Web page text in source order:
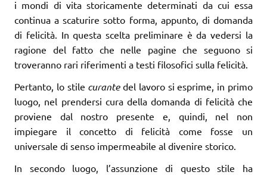
i mondi di vita storicamente determinati da cui essa
continua a scaturire sotto forma, appunto, di domanda
di felicità. In questa scelta preliminare è da vedersi la
ragione del fatto che nelle pagine che seguono si
troveranno rari riferimenti a testi filosofici sulla felicità.
Pertanto, lo stile curantedel lavoro si esprime, in primo
luogo, nel prendersi cura della domanda di felicità che
proviene dal nostro presente e, quindi, nel non
impiegare il concetto di felicità come fosse un
universale di senso impermeabile al divenire storico.
In secondo luogo, l’assunzione di questo stile ha